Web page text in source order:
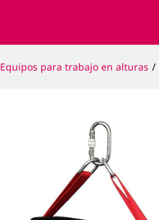
Equipos para trabajo en alturas /